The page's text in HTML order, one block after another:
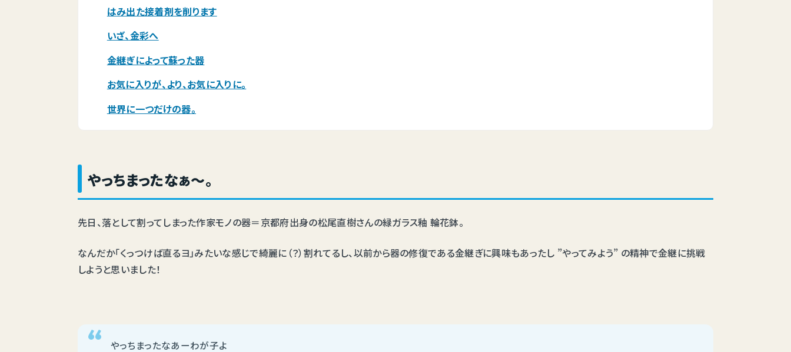
はみ出た接着剤を削ります
いざ、金彩へ
金継ぎによって蘇った器
お気に入りが、より、お気に入りに。
世界に一つだけの器。
やっちまったなぁ～。
先日、落として割ってしまった作家モノの器＝京都府出身の松尾直樹さんの緑ガラス釉 輪花鉢。
なんだか「くっつけば直るヨ」みたいな感じで綺麗に（？）割れてるし、以前から器の修復である金継ぎに興味もあったし ”やってみよう” の精神で金継に挑戦
しようと思いました！
やっちまったなあーわが子よ